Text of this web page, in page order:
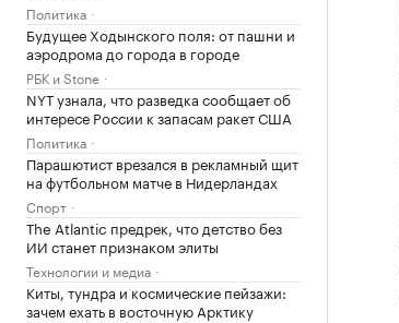
Политика
Будущее Ходынского поля: от пашни и
аэродрома до города в городе
РБК и Stone
NYT узнала, что разведка сообщает об
интересе России к запасам ракет США
Политика
Парашютист врезался в рекламный щит
на футбольном матче в Нидерландах
Спорт
The Atlantic предрек, что детство без
ИИ станет признаком элиты
Технологии и медиа
Киты, тундра и космические пейзажи:
зачем ехать в восточную Арктику